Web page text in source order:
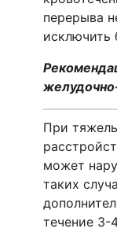
перерыва
исключить
При
может
таких
течение 3-